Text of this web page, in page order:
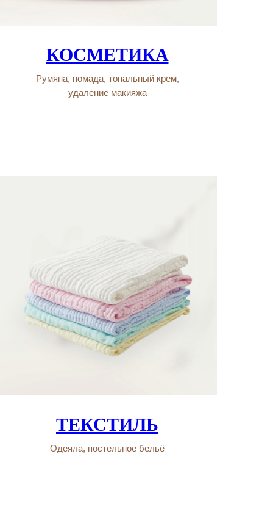
КОСМЕТИКА
Румяна, помада, тональный крем,
удаление макияжа
ТЕКСТИЛЬ
Одеяла, постельное бельё